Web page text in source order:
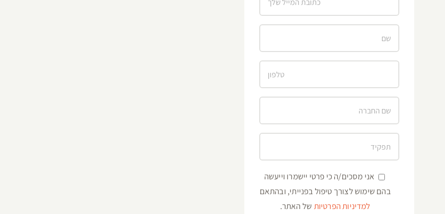
אני מסכים/ה כי פרטי יישמרו וייעשה
בהם שימוש לצורך טיפול בפנייתי, ובהתאם
למדיניות הפרטיות של האתר.